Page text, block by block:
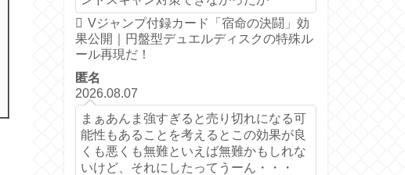
Vジャンプ付録カード「宿命の決闘」効
果公開｜円盤型デュエルディスクの特殊ル
ール再現だ！
匿名
2026.08.07
まぁあんま強すぎると売り切れになる可
能性もあることを考えるとこの効果が良
くも悪くも無難といえば無難かもしれな
いけど、それにしたってうーん・・・